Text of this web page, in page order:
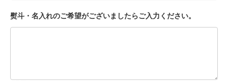
熨斗・名入れのご希望がございましたらご入力ください。